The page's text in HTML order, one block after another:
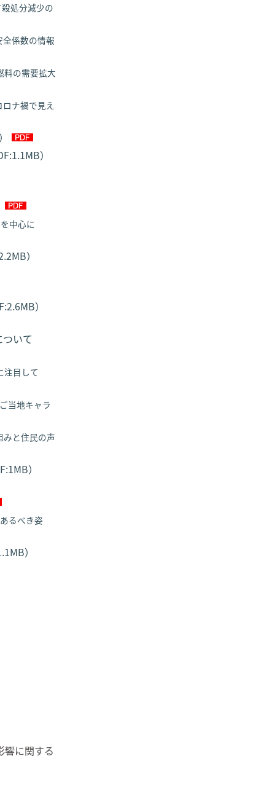
処分減少の
係数の情報
の需要拡大
ナ禍で見え
）
中心に
）
）
いて
目して
当地キャラ
と住民の声
）
るべき姿
）
響に関する